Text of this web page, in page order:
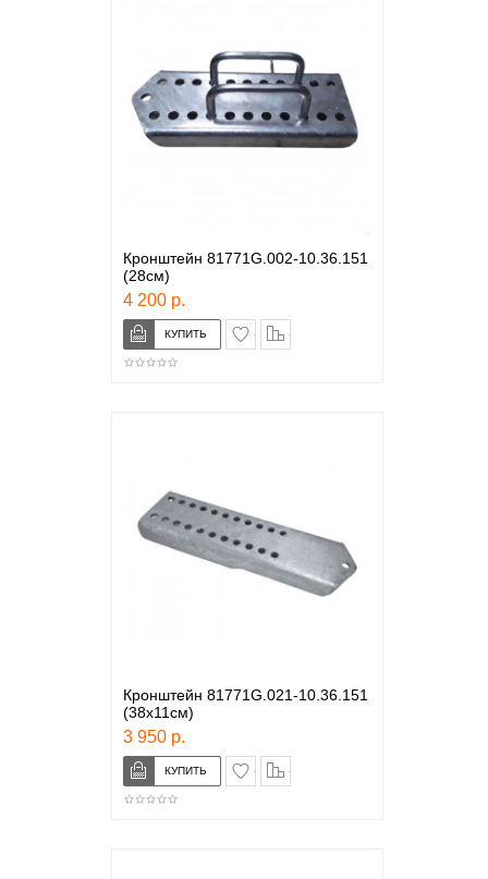
Кронштейн 81771G.002-10.36.151
(28см)
4 200 р.
в закладки
Кронштейн 81771G.021-10.36.151
(38х11см)
3 950 р.
в закладки